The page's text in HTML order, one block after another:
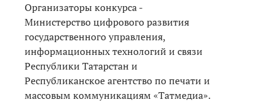
Организаторы конкурса -
Министерство цифрового развития
государственного управления,
информационных технологий и связи
Республики Татарстан и
Республиканское агентство по печати и
массовым коммуникациям «Татмедиа».